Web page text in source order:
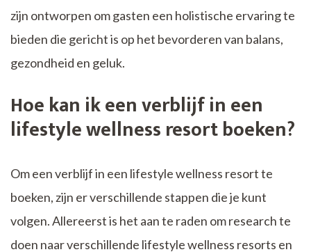
zijn ontworpen om gasten een holistische ervaring te
bieden die gericht is op het bevorderen van balans,
gezondheid en geluk.
Hoe kan ik een verblijf in een
lifestyle wellness resort boeken?
Om een verblijf in een lifestyle wellness resort te
boeken, zijn er verschillende stappen die je kunt
volgen. Allereerst is het aan te raden om research te
doen naar verschillende lifestyle wellness resorts en